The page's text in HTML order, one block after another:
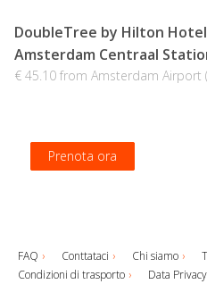
Prenota ora
Prenota ora
Prenota ora
DoubleTree by Hilton Hotel
Amsterdam Centraal
€ 45.10 from Amsterdam Airport
Prenota ora
FAQ Conttataci Chi siamo
Condizioni di trasporto
Data